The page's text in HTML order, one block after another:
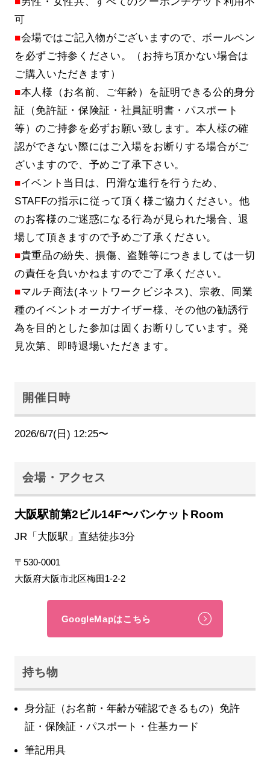
可
■会場ではご記入物がございますので、ボールペン
を必ずご持参ください。（お持ち頂かない場合は
ご購入いただきます）
■本人様（お名前、ご年齢）を証明できる公的身分
証（免許証・保険証・社員証明書・パスポート
等）のご持参を必ずお願い致します。本人様の確
認ができない際にはご入場をお断りする場合がご
ざいますので、予めご了承下さい。
■イベント当日は、円滑な進行を行うため、
STAFFの指示に従って頂く様ご協力ください。他
のお客様のご迷惑になる行為が見られた場合、退
場して頂きますので予めご了承ください。
■貴重品の紛失、損傷、盗難等につきましては一切
の責任を負いかねますのでご了承ください。
■マルチ商法(ネットワークビジネス)、宗教、同業
種のイベントオーガナイザー様、その他の勧誘行
為を目的とした参加は固くお断りしています。発
見次第、即時退場いただきます。
開催日時
2026/6/7(日) 12:25〜
会場・アクセス
大阪駅前第2ビル14F〜バンケットRoom
JR「大阪駅」直結徒歩3分
〒530-0001
大阪府大阪市北区梅田1-2-2
GoogleMapはこちら
持ち物
身分証（お名前・年齢が確認できるもの）免許
証・保険証・パスポート・住基カード
筆記用具